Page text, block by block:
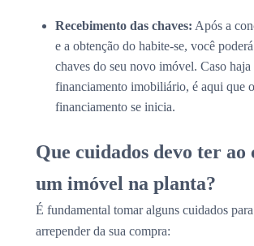
Recebimento das chaves: Após a
e a obtenção do habite-se, você
chaves do seu novo imóvel. Caso haja
financiamento imobiliário, é aqui que
financiamento se inicia.
Que cuidados devo ter
um imóvel na planta?
É fundamental tomar alguns cuidados
arrepender da sua compra: